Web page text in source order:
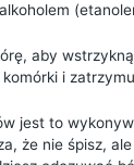
aby
i
jest to
że nie śpisz,